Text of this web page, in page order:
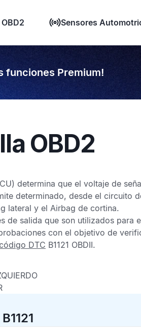
Sensores
funciones Premium!
OBD2
determina que el voltaje de
determinado, desde el circuito
lateral y el Airbag de cortina.
de salida que son utilizados para
con el objetivo de
DTC B1121 OBDII.